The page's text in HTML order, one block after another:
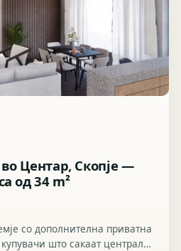
Центар, Скопје —
од 34 m²
со дополнителна приватна
што сакаат централна